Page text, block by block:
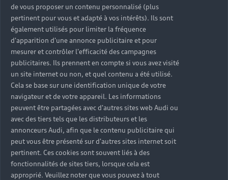
de vous proposer un contenu personnalisé (plus
pertinent pour vous et adapté à vos intérêts). Ils sont
également utilisés pour limiter la fréquence
d'apparition d'une annonce publicitaire et pour
mesurer et contrôler l'efficacité des campagnes
publicitaires. Ils prennent en compte si vous avez visité
un site internet ou non, et quel contenu a été utilisé.
Cela se base sur une identification unique de votre
navigateur et de votre appareil. Les informations
peuvent être partagées avec d'autres sites web Audi ou
avec des tiers tels que les distributeurs et les
annonceurs Audi, afin que le contenu publicitaire qui
peut vous être présenté sur d'autres sites internet soit
pertinent. Ces cookies sont souvent liés à des
fonctionnalités de sites tiers, lorsque cela est
approprié. Veuillez noter que vous pouvez à tout